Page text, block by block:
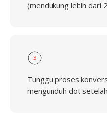
(mendukung lebih dari
3
Tunggu proses
mengunduh dot